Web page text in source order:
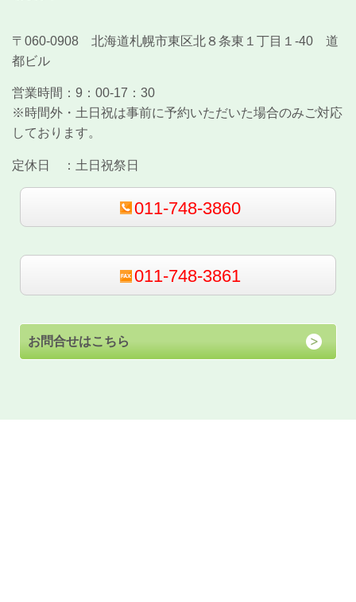
〒060-0908 北海道札幌市東区北８条東１丁目１-40 道
都ビル
営業時間： 9：00-17：30
※時間外・土日祝は事前に予約いただいた場合のみご対応
しております。
定休日 ： 土日祝祭日
011-748-3860
011-748-3861
お問合せはこちら